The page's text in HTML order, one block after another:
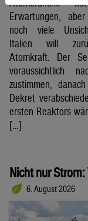
Atombranche
Erwartungen,
noch viele
Italien will
Atomkraft. Der
voraussichtlich
zustimmen,
Dekret
ersten Reaktors
[…]
Nicht nur
6. August 2026